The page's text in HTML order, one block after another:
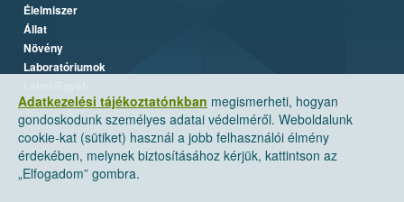
Adatkezelési tájékoztatónkban megismerheti, hogyan
gondoskodunk személyes adatai védelméről. Weboldalunk
cookie-kat (sütiket) használ a jobb felhasználói élmény
érdekében, melynek biztosításához kérjük, kattintson az
„Elfogadom” gombra.
Élelmiszer
Állat
Növény
Laboratóriumok